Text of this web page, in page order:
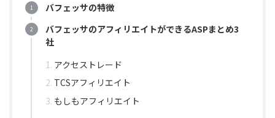
バフェッサの特徴
バフェッサのアフィリエイトができるASPまとめ3
社
アクセストレード
TCSアフィリエイト
もしもアフィリエイト